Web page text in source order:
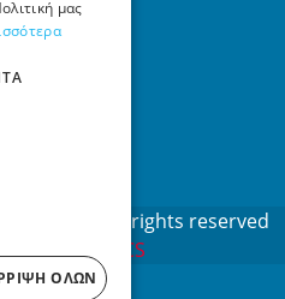
All rights reserved
NETMECHANICS
μας
ΌΛΩΝ